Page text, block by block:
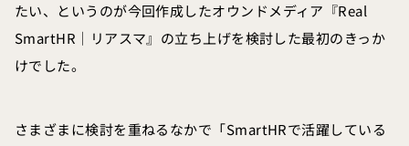
たい、というのが今回作成したオウンドメディア『Real
SmartHR｜リアスマ』の立ち上げを検討した最初のきっか
けでした。
さまざまに検討を重ねるなかで「SmartHRで活躍している